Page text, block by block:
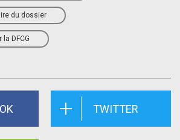
du dossier
DFCG
TWITTER